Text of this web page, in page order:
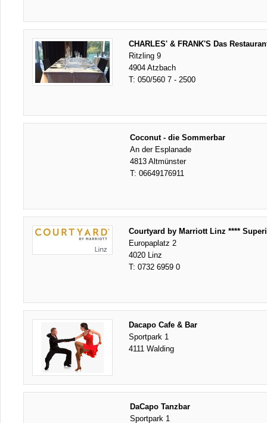
CHARLES' & FRANK'S Das
Ritzling 9
4904 Atzbach
T: 050/560 7 - 2500
Coconut - die Sommerbar
An der Esplanade
4813 Altmünster
T: 06649176911
Courtyard by Marriott Linz ****
Europaplatz 2
4020 Linz
T: 0732 6959 0
Dacapo Cafe & Bar
Sportpark 1
4111 Walding
DaCapo Tanzbar
Sportpark 1